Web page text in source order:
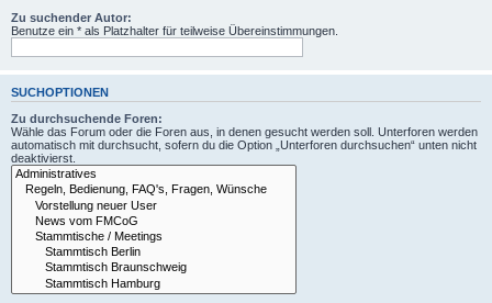
Zu suchender Autor:
Benutze ein * als Platzhalter für teilweise Übereinstimmungen.
SUCHOPTIONEN
Zu durchsuchende Foren:
Wähle das Forum oder die Foren aus, in denen gesucht werden soll. Unterforen werden
automatisch mit durchsucht, sofern du die Option „Unterforen durchsuchen“ unten nicht
deaktivierst.